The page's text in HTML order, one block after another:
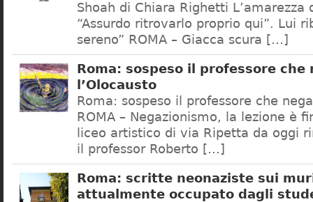
Shoah di Chiara Righetti L’amarezza
“Assurdo ritrovarlo proprio qui”. Lui
sereno” ROMA – Giacca scura […]
Roma: sospeso il professore che
l’Olocausto
Roma: sospeso il professore che
ROMA – Negazionismo, la lezione è
liceo artistico di via Ripetta da oggi
il professor Roberto […]
Roma: scritte neonaziste sui
attualmente occupato dagli